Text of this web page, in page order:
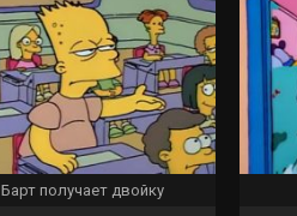
Барт получает двойку